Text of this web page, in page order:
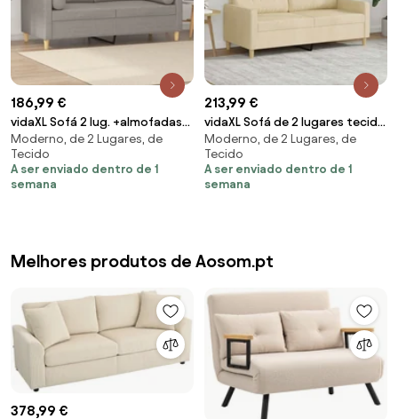
186,99 €
vidaXL Sofá 2 lug. +almofadas
decoração 140cm tecido
cinza-acastanhado
Moderno, de 2 Lugares, de
Tecido
A ser enviado dentro de 1
semana
213,99 €
vidaXL Sofá de 2 lugares tecido
140 cm cor creme
Moderno, de 2 Lugares, de
Tecido
A ser enviado dentro de 1
semana
Melhores produtos de Aosom.pt
378,99 €